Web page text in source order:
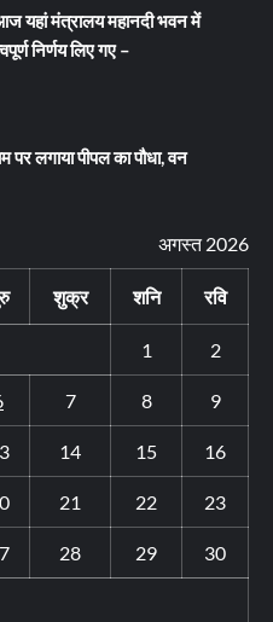
यहां मंत्रालय महानदी भवन में
निर्णय लिए गए –
पर लगाया पीपल का पौधा, वन
अगस्त 2026
शुक्र शनि रवि
1 2
7 8 9
14 15 16
21 22 23
28 29 30